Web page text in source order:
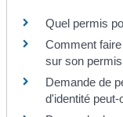
Quel permis
Comment
sur son
Demande de
d'identité